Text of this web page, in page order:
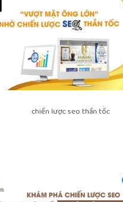
chiến lược seo thần tốc